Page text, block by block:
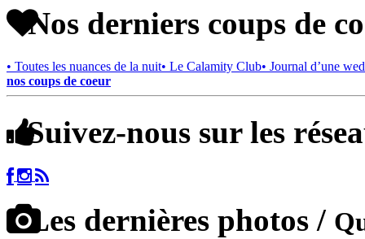
Nos derniers coups de
• Toutes les nuances de la nuit• Le Calamity Club• Journal d’une
nos coups de coeur
Suivez-nous sur les
Les dernières photos /